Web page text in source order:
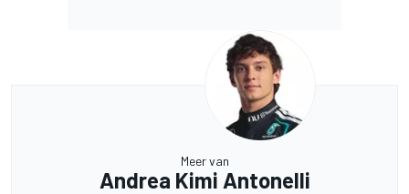
Meer van
Andrea Kimi Antonelli